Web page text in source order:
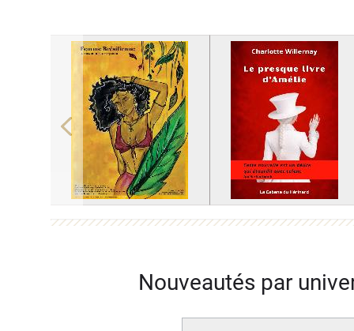
Previous
Nouveautés par